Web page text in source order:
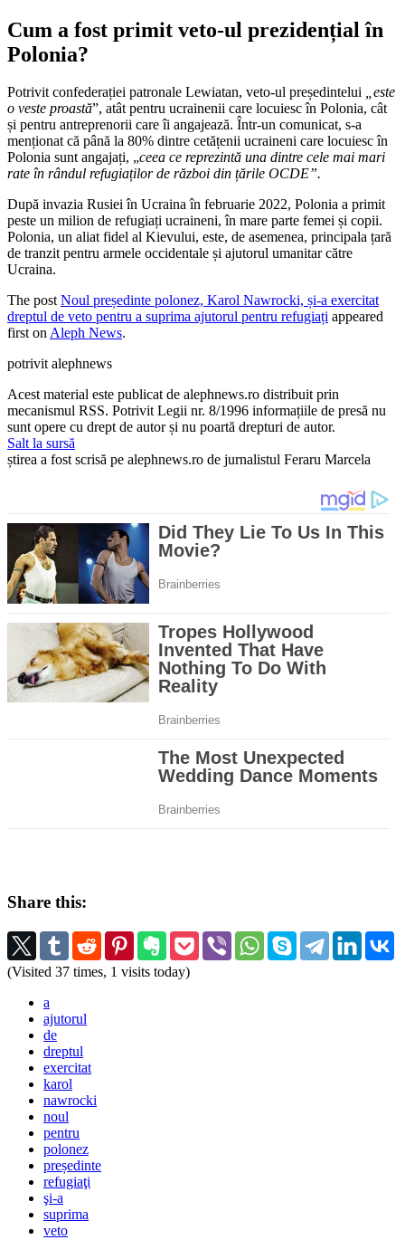
Cum a fost primit veto-ul prezidențial în
Polonia?
Potrivit confederației patronale Lewiatan, veto-ul președintelui „este
o veste proastă”, atât pentru ucrainenii care locuiesc în Polonia, cât
și pentru antreprenorii care îi angajează. Într-un comunicat, s-a
menționat că până la 80% dintre cetățenii ucraineni care locuiesc în
Polonia sunt angajați, „ceea ce reprezintă una dintre cele mai mari
rate în rândul refugiaților de război din țările OCDE”.
După invazia Rusiei în Ucraina în februarie 2022, Polonia a primit
peste un milion de refugiați ucraineni, în mare parte femei și copii.
Polonia, un aliat fidel al Kievului, este, de asemenea, principala țară
de tranzit pentru armele occidentale și ajutorul umanitar către
Ucraina.
The postNoul președinte polonez, Karol Nawrocki, și-a exercitat
dreptul de veto pentru a suprima ajutorul pentru refugiați appeared
first onAleph News.
potrivit alephnews
Acest material este publicat de alephnews.ro distribuit prin
mecanismul RSS. Potrivit Legii nr. 8/1996 informațiile de presă nu
sunt opere cu drept de autor și nu poartă drepturi de autor.
Salt la sursă
știrea a fost scrisă pe alephnews.ro de jurnalistul Feraru Marcela
Share this:
(Visited 37 times, 1 visits today)
a
ajutorul
de
dreptul
exercitat
karol
nawrocki
noul
pentru
polonez
președinte
refugiaţi
şi-a
suprima
veto